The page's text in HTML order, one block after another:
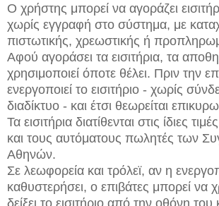
Ο χρήστης μπορεί να αγοράζει
χωρίς εγγραφή στο σύστημα, με
πιστωτικής, χρεωστικής ή
Αφού αγοράσει τα εισιτήρια, τα
χρησιμοποιεί όποτε θέλει. Πριν την
ενεργοποιεί το εισιτήριο - χωρίς
διαδίκτυο - και έτσι θεωρείται
Τα εισιτήρια διατίθενται στις ίδιες
και τους αυτόματους πωλητές των
Αθηνών.
Σε λεωφορεία και τρόλεϊ, αν η
καθυστερήσει, ο επιβάτες μπορεί να
δείξει το εισιτήριο από την οθόνη του